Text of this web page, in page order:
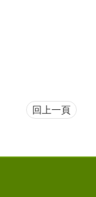
回上一頁